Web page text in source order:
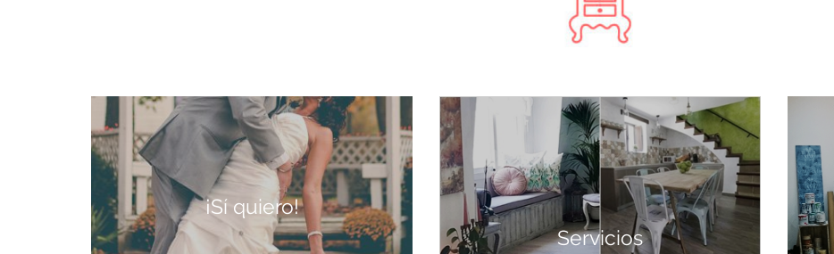
¡Sí quiero!
Servicios